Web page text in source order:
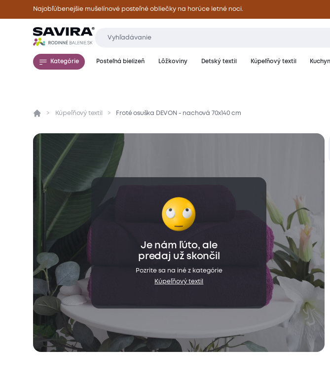
Najobľúbenejšie mušelínové posteľné obliečky na horúce letné noci.
Kategórie Posteľná bielizeň Lôžkoviny Detský textil Kúpeľňový textil
Prehľad Parametre Popis produktu Materiál a starostlivosť
Kúpeľňový textil Froté osuška DEVON - nachová 70x140 cm
Je nám ľúto, ale
predaj už skončil
Pozrite sa na iné z kategórie
Kúpeľňový textil